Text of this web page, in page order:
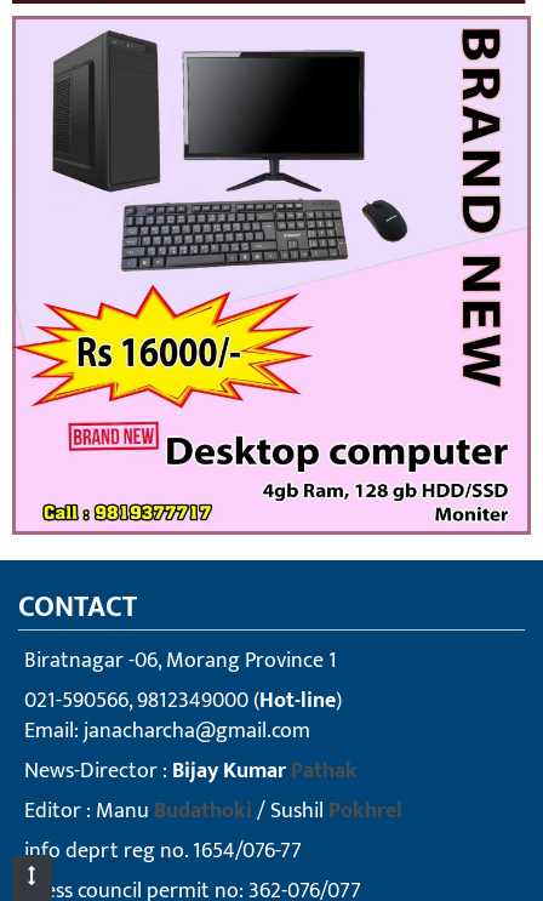
CONTACT
Biratnagar -06, Morang Province 1
021-590566, 9812349000 (Hot-line)
Email:janacharcha@gmail.com
News-Director : Bijay KumarPathak
Editor : Manu Budathoki/ Sushil Pokhrel
info deprt reg no. 1654/076-77
press council permit no: 362-076/077